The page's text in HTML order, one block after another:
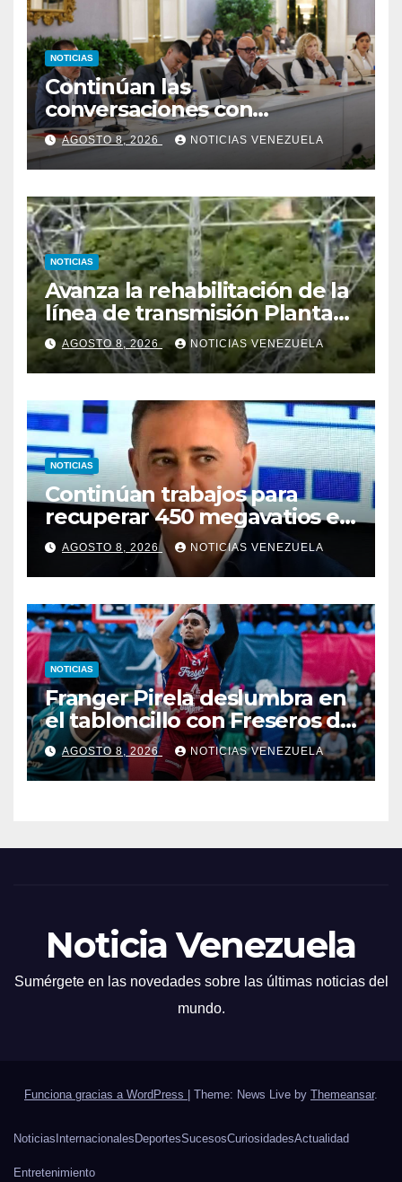
NOTICIAS
Continúan las
conversaciones con
delegación de la Asamblea
Nacional de 2015
AGOSTO 8, 2026 NOTICIAS VENEZUELA
NOTICIAS
Avanza la rehabilitación de la
línea de transmisión Planta
Centro – Yaracuy
AGOSTO 8, 2026 NOTICIAS VENEZUELA
NOTICIAS
Continúan trabajos para
recuperar 450 megavatios en
Termocarabobo tras sismos
AGOSTO 8, 2026 NOTICIAS VENEZUELA
NOTICIAS
Franger Pirela deslumbra en
el tabloncillo con Freseros de
Irapuato
AGOSTO 8, 2026 NOTICIAS VENEZUELA
Noticia Venezuela
Sumérgete en las novedades sobre las últimas noticias del
mundo.
Funciona gracias a WordPress Theme: News Live by Themeansar.
NoticiasInternacionalesDeportesSucesosCuriosidadesActualidad
Entretenimiento